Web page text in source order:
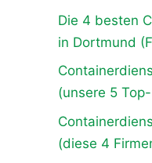
Die 4 besten
in Dortmund
(unsere 5
(diese 4